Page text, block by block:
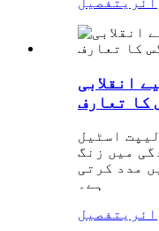
انقلابی
کا تعارف
اسٹیل
میں زنگ
مدد کرتی
ہے۔
تفصیل